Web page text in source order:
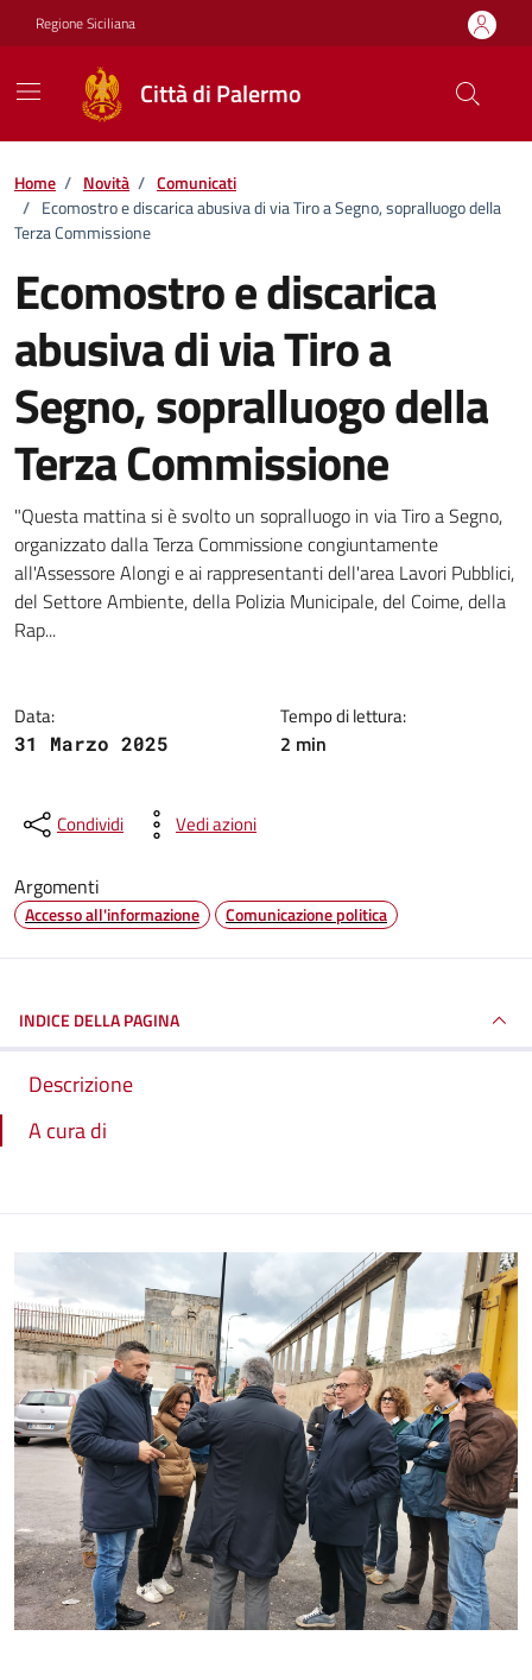
Vai ai contenuti
Vai al footer
Regione Siciliana
Città di Palermo
Home / Novità / Comunicati
/ Ecomostro e discarica abusiva di via Tiro a Segno, sopralluogo della
Terza Commissione
Ecomostro e discarica
abusiva di via Tiro a
Segno, sopralluogo della
Terza Commissione
Dettagli della notizia
"Questa mattina si è svolto un sopralluogo in via Tiro a Segno,
organizzato dalla Terza Commissione congiuntamente
all'Assessore Alongi e ai rappresentanti dell'area Lavori Pubblici,
del Settore Ambiente, della Polizia Municipale, del Coime, della
Rap...
Data:
31 Marzo 2025
Tempo di lettura:
2 min
Condividi Vedi azioni
Argomenti
Accesso all'informazione Comunicazione politica
INDICE DELLA PAGINA
Descrizione
A cura di